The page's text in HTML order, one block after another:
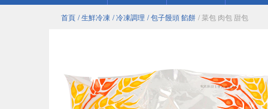
首頁 / 生鮮冷凍 / 冷凍調理 / 包子饅頭 餡餅 / 菜包 肉包 甜包